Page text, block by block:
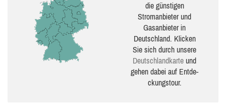
die güns­ti­gen
Stromanbieter und
Gasanbieter in
Deutschland. Klicken
Sie sich durch unsere
Deutsch­land­karte und
gehen dabei auf Ent­de­
ckungs­tour.